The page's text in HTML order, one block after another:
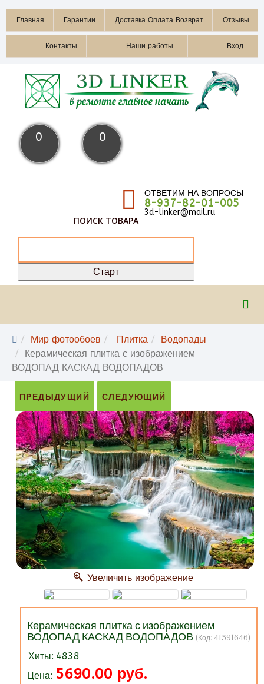
Главная Гарантии Доставка Оплата Возврат Отзывы
Контакты Наши работы Вход
0 0
ОТВЕТИМ НА ВОПРОСЫ
8-937-82-01-005
3d-linker@mail.ru
ПОИСК ТОВАРА
Мир фотообоев Плитка
Водопады
Керамическая плитка с изображением
ВОДОПАД КАСКАД ВОДОПАДОВ
ПРЕДЫДУЩИЙ СЛЕДУЮЩИЙ
Увеличить изображение
Керамическая плитка с изображением
ВОДОПАД КАСКАД ВОДОПАДОВ (Код: 41591646)
Хиты: 4838
Цена: 5690.00 руб.